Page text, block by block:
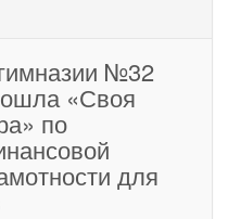
№32
«Своя
по
для